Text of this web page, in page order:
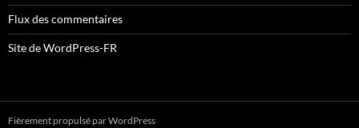
Flux des commentaires
Site de WordPress-FR
Fièrement propulsé par WordPress